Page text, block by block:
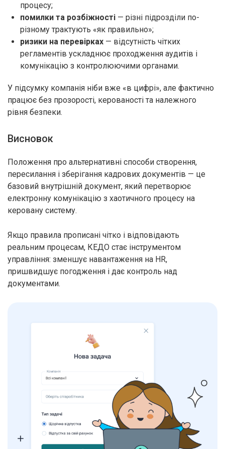
процесу;
помилки та розбіжності — різні підрозділи по-
різному трактують «як правильно»;
ризики на перевірках — відсутність чітких
регламентів ускладнює проходження аудитів і
комунікацію з контролюючими органами.
У підсумку компанія ніби вже «в цифрі», але фактично
працює без прозорості, керованості та належного
рівня безпеки.
Висновок
Положення про альтернативні способи створення,
пересилання і зберігання кадрових документів — це
базовий внутрішній документ, який перетворює
електронну комунікацію з хаотичного процесу на
керовану систему.
Якщо правила прописані чітко і відповідають
реальним процесам, КЕДО стає інструментом
управління: зменшує навантаження на HR,
пришвидшує погодження і дає контроль над
документами.